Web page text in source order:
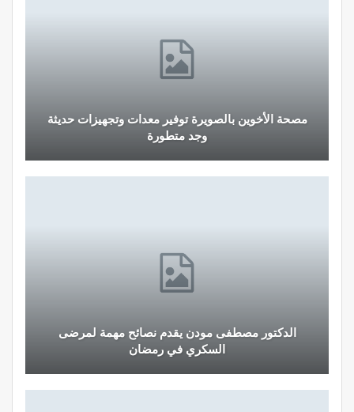
مصحة الأخوين بالصويرة توفير معدات وتجهيزات حديثة
وجد متطورة
الدكتور مصطفى مودن يقدم نصائح مهمة لمرضى
السكري في رمضان